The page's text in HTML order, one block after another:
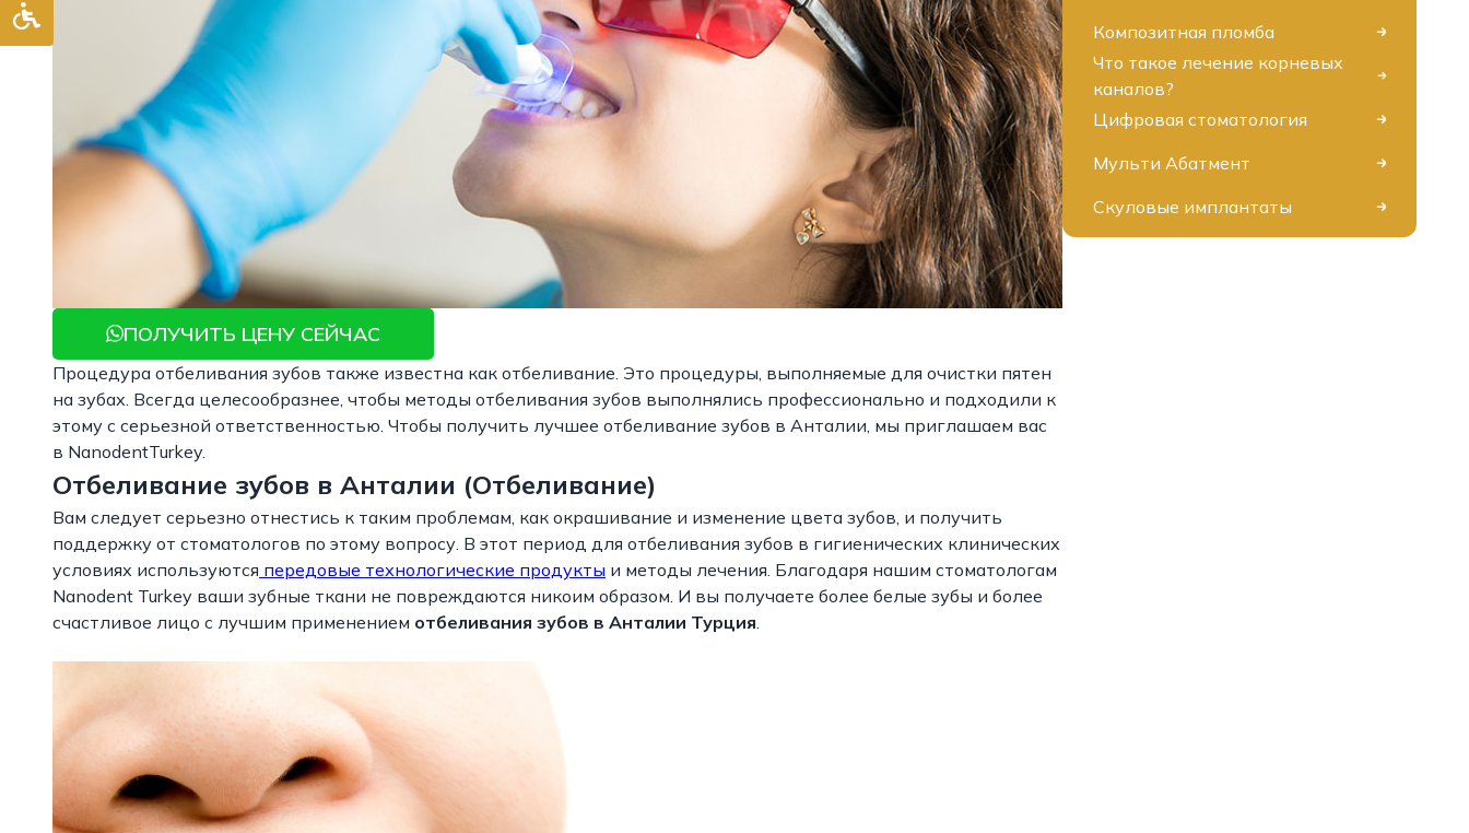
ПОЛУЧИТЬ ЦЕНУ СЕЙЧАС
Процедура отбеливания зубов также известна как отбеливание. Это процедуры, выполняемые для очистки пятен
на зубах. Всегда целесообразнее, чтобы методы отбеливания зубов выполнялись профессионально и подходили к
этому с серьезной ответственностью. Чтобы получить лучшее отбеливание зубов в Анталии, мы приглашаем вас
в NanodentTurkey.
Отбеливание зубов в Анталии (Отбеливание)
Вам следует серьезно отнестись к таким проблемам, как окрашивание и изменение цвета зубов, и получить
поддержку от стоматологов по этому вопросу. В этот период для отбеливания зубов в гигиенических клинических
условиях используются передовые технологические продукты и методы лечения. Благодаря нашим стоматологам
Nanodent Turkey ваши зубные ткани не повреждаются никоим образом. И вы получаете более белые зубы и более
счастливое лицо с лучшим применением отбеливания зубов в Анталии Турция
Композитная пломба
Что такое лечение корневых
каналов?
Цифровая стоматология
Мульти Абатмент
Скуловые имплантаты